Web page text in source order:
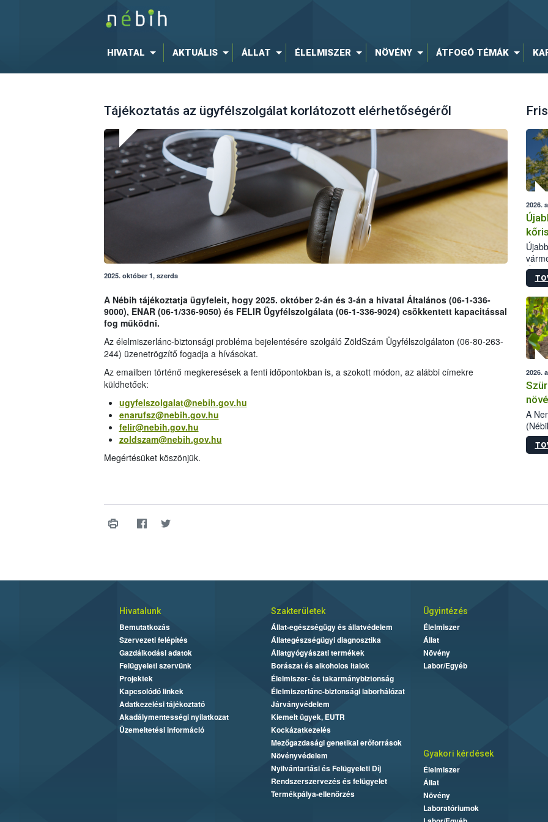
HIVATAL AKTUÁLIS ÁLLAT ÉLELMISZER NÖVÉNY ÁTFOGÓ TÉMÁK
Tájékoztatás az ügyfélszolgálat korlátozott elérhetőségéről
2025. október 1, szerda
A Nébih tájékoztatja ügyfeleit, hogy 2025. október 2-án és 3-án a hivatal Általános (06-1-336-
9000), ENAR (06-1/336-9050) és FELIR Ügyfélszolgálata (06-1-336-9024) csökkentett kapacitással
fog működni.
Az élelmiszerlánc-biztonsági probléma bejelentésére szolgáló ZöldSzám Ügyfélszolgálaton (06-80-263-
244) üzenetrögzítő fogadja a hívásokat.
Az emailben történő megkeresések a fenti időpontokban is, a szokott módon, az alábbi címekre
küldhetőek:
ugyfelszolgalat@nebih.gov.hu
enarufsz@nebih.gov.hu
felir@nebih.gov.hu
zoldszam@nebih.gov.hu
Megértésüket köszönjük.
2026.
2026.
A
Az
Hivatalunk
Bemutatkozás
Szervezeti felépítés
Gazdálkodási adatok
Felügyeleti szervünk
Projektek
Kapcsolódó linkek
Adatkezelési tájékoztató
Akadálymentességi nyilatkozat
Üzemeltetési információ
Szakterületek
Állat-egészségügy és állatvédelem
Állategészségügyi diagnosztika
Állatgyógyászati termékek
Borászat és alkoholos italok
Élelmiszer- és takarmánybiztonság
Élelmiszerlánc-biztonsági laborhálózat
Járványvédelem
Kiemelt ügyek, EUTR
Kockázatkezelés
Mezőgazdasági genetikai erőforrások
Növényvédelem
Nyilvántartási és Felügyeleti Díj
Rendszerszervezés és felügyelet
Termékpálya-ellenőrzés
Ügyintézés
Élelmiszer
Állat
Növény
Labor/Egyéb
Gyakori kérdések
Élelmiszer
Állat
Növény
Laboratóriumok